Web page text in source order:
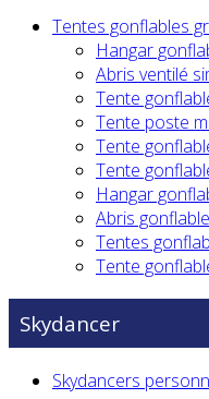
Tentes gonflables
Hangar
Abris ventilé
Tente
Tente poste
Tente
Tente
Hangar
Abris
Tentes
Tente
Skydancer
Skydancers